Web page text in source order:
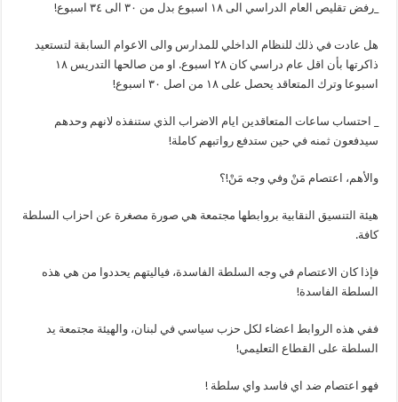
_رفض تقليص العام الدراسي الى ١٨ اسبوع بدل من ٣٠ الى ٣٤ اسبوع!
هل عادت في ذلك للنظام الداخلي للمدارس والى الاعوام السابقة لتستعيد
ذاكرتها بأن اقل عام دراسي كان ٢٨ اسبوع. او من صالحها التدريس ١٨
اسبوعا وترك المتعاقد يحصل على ١٨ من اصل ٣٠ اسبوع!
_ احتساب ساعات المتعاقدين ايام الاضراب الذي ستنفذه لانهم وحدهم
سيدفعون ثمنه في حين ستدفع رواتبهم كاملة!
والأهم، اعتصام مَنْ وفي وجه مَنْ!؟
هيئة التنسيق النقابية بروابطها مجتمعة هي صورة مصغرة عن احزاب السلطة
كافة.
فإذا كان الاعتصام في وجه السلطة الفاسدة، فياليتهم يحددوا من هي هذه
السلطة الفاسدة!
ففي هذه الروابط اعضاء لكل حزب سياسي في لبنان، والهيئة مجتمعة يد
السلطة على القطاع التعليمي!
فهو اعتصام ضد اي فاسد واي سلطة !